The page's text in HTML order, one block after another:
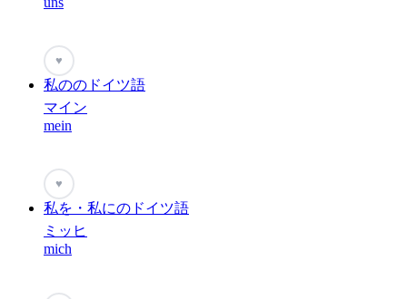
♥
私ののドイツ語
マイン
mein
♥
私を・私にのドイツ語
ミッヒ
mich